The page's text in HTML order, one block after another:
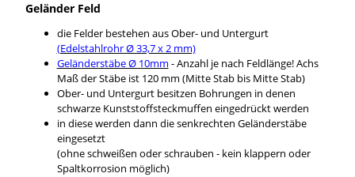
Geländer Feld
die Felder bestehen aus Ober- und Untergurt
(Edelstahlrohr Ø 33,7 x 2 mm)
Geländerstäbe Ø 10mm - Anzahl je nach Feldlänge! Achs
Maß der Stäbe ist 120 mm (Mitte Stab bis Mitte Stab)
Ober- und Untergurt besitzen Bohrungen in denen
schwarze Kunststoffsteckmuffen eingedrückt werden
in diese werden dann die senkrechten Geländerstäbe
eingesetzt
(ohne schweißen oder schrauben - kein klappern oder
Spaltkorrosion möglich)